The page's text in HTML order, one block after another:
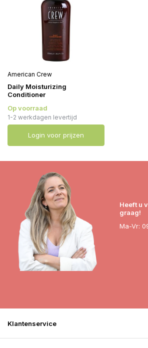
American Crew
Daily Moisturizing
Conditioner
Op voorraad
1-2 werkdagen levertijd
Login voor prijzen
Heeft u
graag!
Ma-Vr:
Klantenservice